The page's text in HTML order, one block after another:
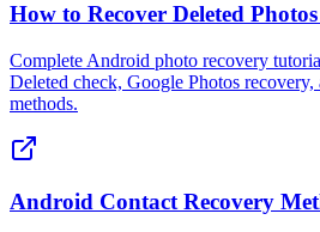
How to Recover Deleted
Complete Android photo recovery
Deleted check, Google Photos
methods.
Android Contact Recovery